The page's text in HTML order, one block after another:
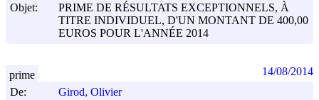
Objet:
PRIME DE RÉSULTATS EXCEPTIONNELS, À
TITRE INDIVIDUEL, D'UN MONTANT DE 400,00
EUROS POUR L'ANNÉE 2014
De:
Girod, Olivier
prime 14/08/2014